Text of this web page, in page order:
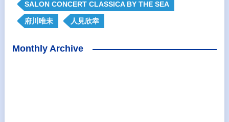
SALON CONCERT CLASSICA BY THE SEA
府川唯未 人見欣幸
Monthly Archive